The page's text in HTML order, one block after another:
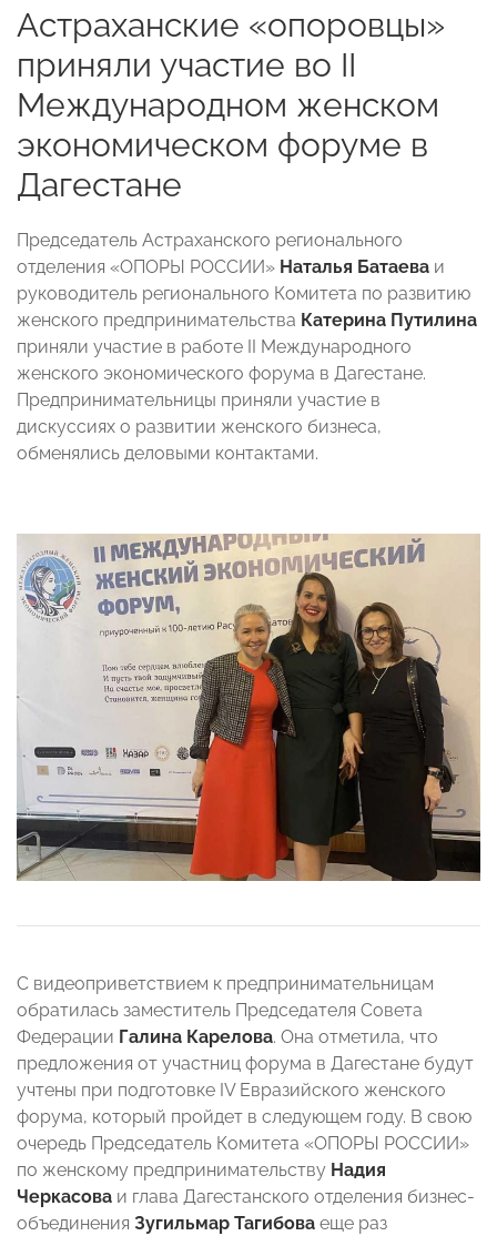
Астраханские «опоровцы»
приняли участие во II
Международном женском
экономическом форуме в
Дагестане
Председатель Астраханского регионального
отделения «ОПОРЫ РОССИИ» Наталья Батаева и
руководитель регионального Комитета по развитию
женского предпринимательства Катерина Путилина
приняли участие в работе II Международного
женского экономического форума в Дагестане.
Предпринимательницы приняли участие в
дискуссиях о развитии женского бизнеса,
обменялись деловыми контактами.
С видеоприветствием к предпринимательницам
обратилась заместитель Председателя Совета
Федерации Галина Карелова. Она отметила, что
предложения от участниц форума в Дагестане будут
учтены при подготовке IV Евразийского женского
форума, который пройдет в следующем году. В свою
очередь Председатель Комитета «ОПОРЫ РОССИИ»
по женскому предпринимательству Надия
Черкасова и глава Дагестанского отделения бизнес-
объединения Зугильмар Тагибова еще раз